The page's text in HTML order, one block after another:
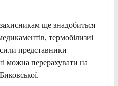
ще знадобиться
термобілизиі
представники
можна перерахувати на